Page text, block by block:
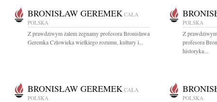
BRONISŁAW GEREMEK CAŁA
POLSKA
Z prawdziwym żalem żegnamy profesora Bronisława
Geremka Człowieka wielkiego rozumu, kultury i...
POLSKA
Z
profesora
historyka...
BRONISŁAW GEREMEK CAŁA
POLSKA
POLSKA